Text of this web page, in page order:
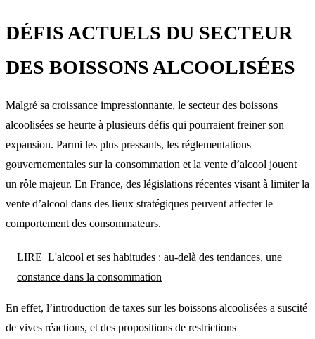
DÉFIS ACTUELS DU SECTEUR
DES BOISSONS ALCOOLISÉES
Malgré sa croissance impressionnante, le secteur des boissons
alcoolisées se heurte à plusieurs défis qui pourraient freiner son
expansion. Parmi les plus pressants, les réglementations
gouvernementales sur la consommation et la vente d’alcool jouent
un rôle majeur. En France, des législations récentes visant à limiter la
vente d’alcool dans des lieux stratégiques peuvent affecter le
comportement des consommateurs.
LIRE L'alcool et ses habitudes : au-delà des tendances, une
constance dans la consommation
En effet, l’introduction de taxes sur les boissons alcoolisées a suscité
de vives réactions, et des propositions de restrictions